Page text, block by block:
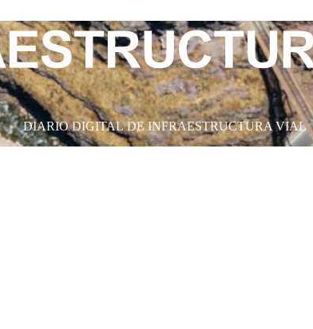
DIARIO DIGITAL DE INFRAESTRUCTURA VIAL